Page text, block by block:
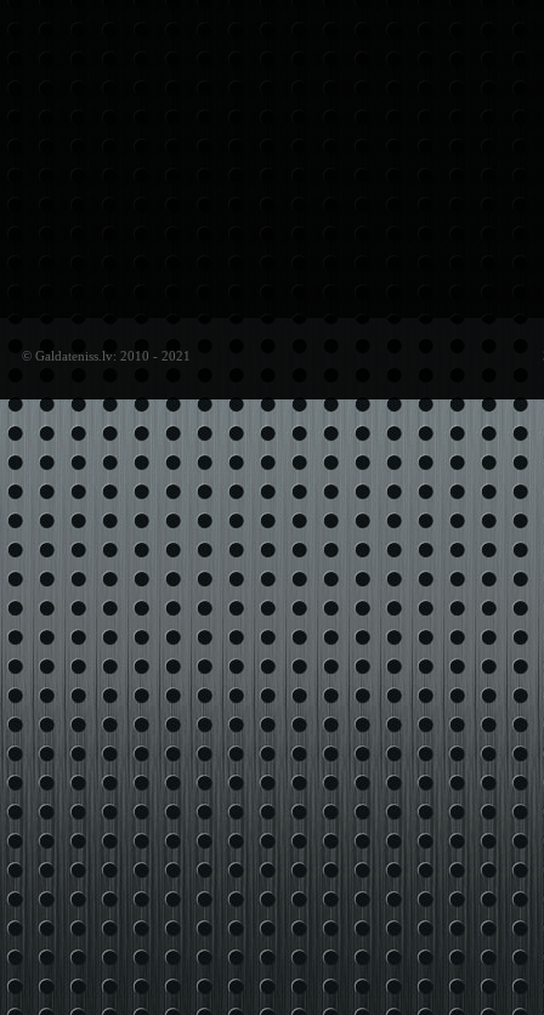
© Galdateniss.lv: 2010 - 2021